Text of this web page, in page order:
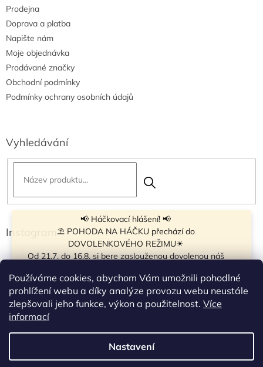
Používáme cookies, abychom Vám umožnili pohodlné
prohlížení webu a díky analýze provozu webu neustále
zlepšovali jeho funkce, výkon a použitelnost. Více
informací
Nastavení
📢 Háčkovací hlášení! 📢
⛱ POHODA NA HÁČKU přechází do
DOVOLENKOVÉHO REŽIMU☀
Od 21.7. do 16.8. si bere zaslouženou dovolenou náš
krátkou pauzu.
Objednávky přijímáme dál - klubíčka, která máme
vyrobená, odešleme bez zdržení. U ostatních se doba
☀
Od 7.8. do 14.8. si dovolenou bude užívat obchůdek v
Prodejna
Doprava a platba
Napište nám
Moje objednávka
Prodávané značky
Obchodní podmínky
Podmínky ochrany osobních údajů
Vyhledávání
Instagram
Sledovat na Instagramu
Vytvořil Shoptet